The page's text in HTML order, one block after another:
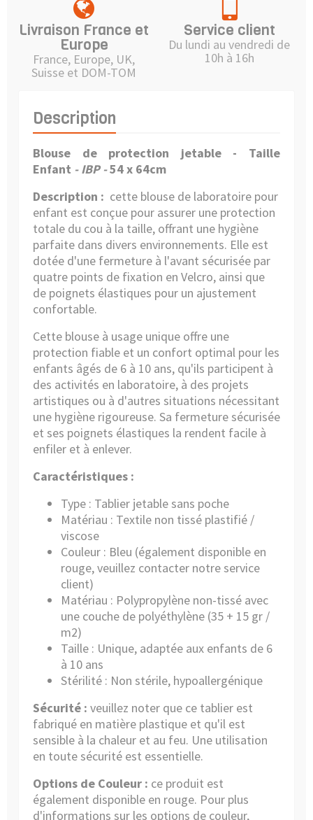
Livraison France et
Europe
France, Europe, UK,
Suisse et DOM-TOM
Service client
Du lundi au vendredi de
10h à 16h
Description
Blouse de protection jetable - Taille
Enfant - IBP -54 x 64cm
Description : cette blouse de laboratoire pour
enfant est conçue pour assurer une protection
totale du cou à la taille, offrant une hygiène
parfaite dans divers environnements. Elle est
dotée d'une fermeture à l'avant sécurisée par
quatre points de fixation en Velcro, ainsi que
de poignets élastiques pour un ajustement
confortable.
Cette blouse à usage unique offre une
protection fiable et un confort optimal pour les
enfants âgés de 6 à 10 ans, qu'ils participent à
des activités en laboratoire, à des projets
artistiques ou à d'autres situations nécessitant
une hygiène rigoureuse. Sa fermeture sécurisée
et ses poignets élastiques la rendent facile à
enfiler et à enlever.
Caractéristiques :
Type : Tablier jetable sans poche
Matériau : Textile non tissé plastifié /
viscose
Couleur : Bleu (également disponible en
rouge, veuillez contacter notre service
client)
Matériau : Polypropylène non-tissé avec
une couche de polyéthylène (35 + 15 gr /
m2)
Taille : Unique, adaptée aux enfants de 6
à 10 ans
Stérilité : Non stérile, hypoallergénique
Sécurité : veuillez noter que ce tablier est
fabriqué en matière plastique et qu'il est
sensible à la chaleur et au feu. Une utilisation
en toute sécurité est essentielle.
Options de Couleur : ce produit est
également disponible en rouge. Pour plus
d'informations sur les options de couleur,